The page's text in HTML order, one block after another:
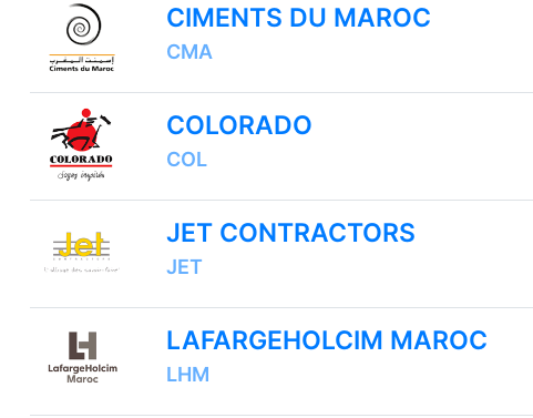
CIMENTS DU MAROC
CMA
COLORADO
COL
JET CONTRACTORS
JET
LAFARGEHOLCIM MAROC
LHM